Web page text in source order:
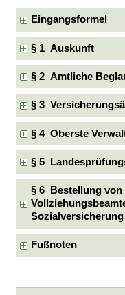
Eingangsformel
§ 1 Auskunft
§ 2 Amtliche
§ 3
§ 4 Oberste
§ 5
§ 6 Bestellung von
Sozialversicherung
Fußnoten